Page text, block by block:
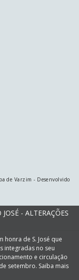
de Varzim - Desenvolvido
- ALTERAÇÕES
honra de S. José que
integradas no seu
e circulação
setembro. Saiba mais